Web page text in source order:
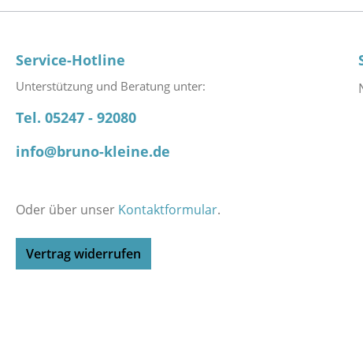
Service-Hotline
Unterstützung und Beratung unter:
Tel. 05247 - 92080
info@bruno-kleine.de
Oder über unser Kontaktformular.
Vertrag widerrufen